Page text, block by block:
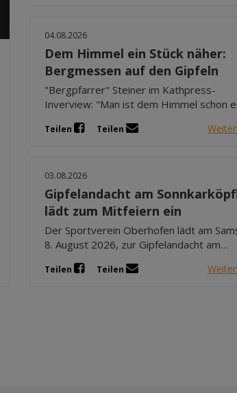
04.08.2026
Dem Himmel ein Stück näher:
Bergmessen auf den Gipfeln
"Bergpfarrer" Steiner im Kathpress-
Inverview: "Man ist dem Himmel schon
Jause und "kleine Wallfahrten"
Teilen Teilen
03.08.2026
Gipfelandacht am
lädt zum Mitfeiern ein
Der Sportverein Oberhofen lädt am
8. August 2026, zur Gipfelandacht am
und wird von Diakon Herbert
Teilen Teilen